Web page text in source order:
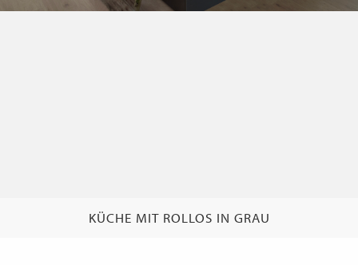
WECHSELN
DE
KÜCHE MIT ROLLOS IN GRAU